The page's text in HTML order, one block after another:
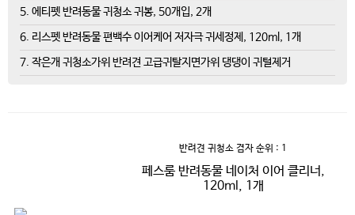
5. 에티펫 반려동물 귀청소 귀봉, 50개입, 2개
6. 리스펫 반려동물 편백수 이어케어 저자극 귀세정제, 120ml, 1개
7. 작은개 귀청소가위 반려견 고급귀탈지면가위 댕댕이 귀털제거
반려견 귀청소 겸자 순위 : 1
페스룸 반려동물 네이처 이어 클리너,
120ml, 1개